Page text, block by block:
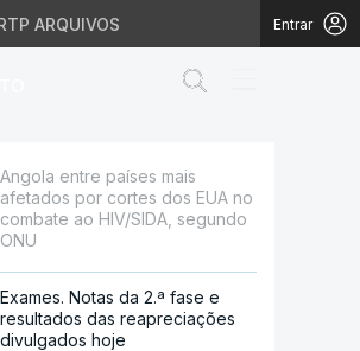
ARQUIVOS Entrar
no
Angola entre países mais
afetados por cortes dos EUA no
combate ao HIV/SIDA, segundo
ONU
Exames. Notas da 2.ª fase e
resultados das reapreciações
divulgados hoje